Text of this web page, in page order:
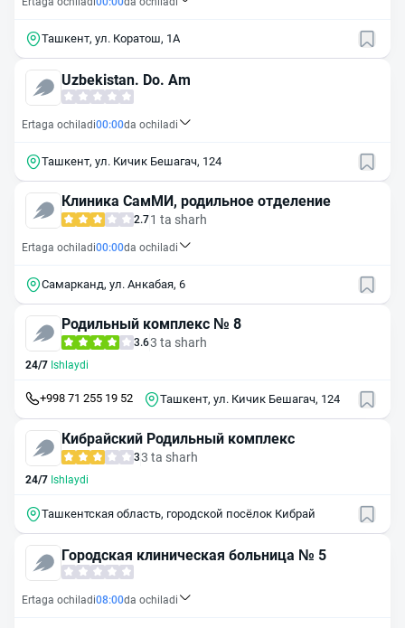
Ташкент, ул. Коратош, 1А
Uzbekistan. Do. Am
Ertaga ochiladi00:00da ochiladi
Ташкент, ул. Кичик Бешагач, 124
Клиника СамМИ, родильное отделение
2.71 ta sharh
Ertaga ochiladi00:00da ochiladi
Самарканд, ул. Анкабая, 6
Родильный комплекс № 8
3.63 ta sharh
24/7 Ishlaydi
+998 71 255 19 52 Ташкент, ул. Кичик Бешагач, 124
Кибрайский Родильный комплекс
33 ta sharh
24/7 Ishlaydi
Ташкентская область, городской посёлок Кибрай
Городская клиническая больница № 5
Ertaga ochiladi08:00da ochiladi